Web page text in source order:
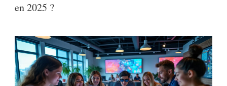
en 2025 ?